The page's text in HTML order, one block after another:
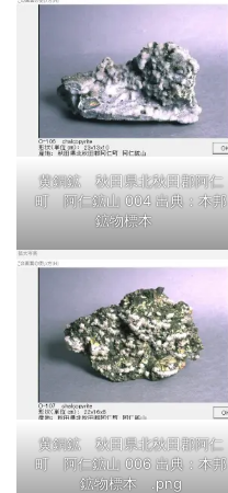
黄銅鉱 秋田県北秋田郡阿仁
町 阿仁鉱山 004 出典：本邦
鉱物標本
黄銅鉱 秋田県北秋田郡阿仁
町 阿仁鉱山 006 出典：本邦
鉱物標本 .png